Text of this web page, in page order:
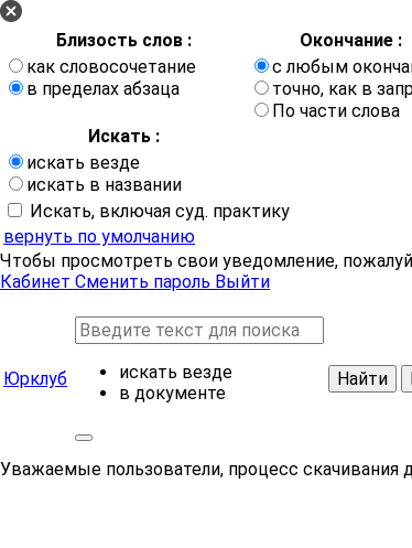
Близость слов :
Окончание :
как словосочетание
в пределах абзаца
с любым
точно, как в
По части слова
Искать :
искать везде
искать в названии
Искать, включая суд. практику
вернуть по умолчанию
Чтобы просмотреть свои уведомление,
Кабинет Сменить пароль Выйти
Юрклуб
искать везде
в документе
Найти
Уважаемые пользователи, процесс скачивания